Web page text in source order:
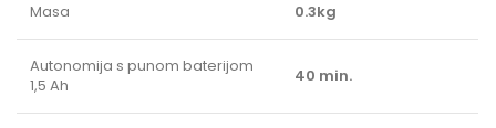
Masa 0.3kg
Autonomija s punom baterijom
1,5 Ah
40 min.